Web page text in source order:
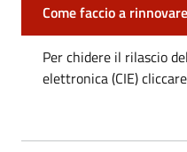
Come faccio a
Per chidere il rilascio
elettronica (CIE)